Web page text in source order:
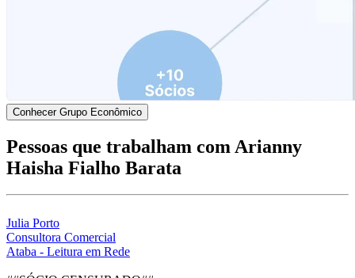
Conhecer Grupo Econômico
Pessoas que trabalham com Arianny
Haisha Fialho Barata
Julia Porto
Consultora Comercial
Ataba - Leitura em Rede